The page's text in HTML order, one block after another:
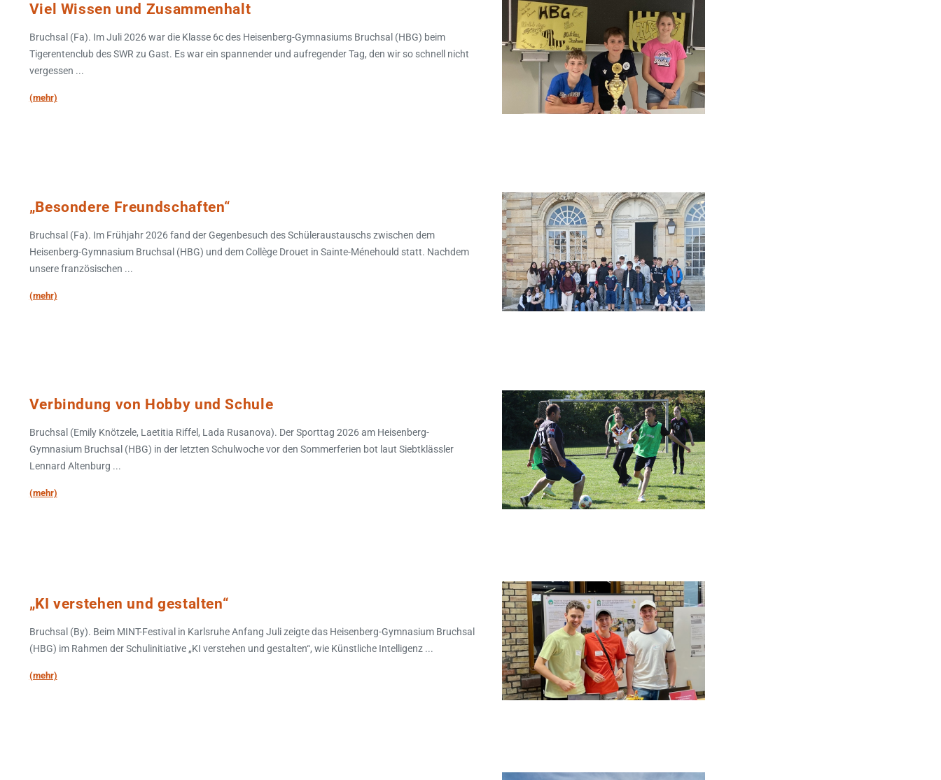
Viel Wissen und Zusammenhalt
Bruchsal (Fa). Im Juli 2026 war die Klasse 6c des Heisenberg-Gymnasiums Bruchsal (HBG) beim
Tigerentenclub des SWR zu Gast. Es war ein spannender und aufregender Tag, den wir so schnell nicht
vergessen ...
(mehr)
„Besondere Freundschaften“
Bruchsal (Fa). Im Frühjahr 2026 fand der Gegenbesuch des Schüleraustauschs zwischen dem
Heisenberg-Gymnasium Bruchsal (HBG) und dem Collège Drouet in Sainte-Ménehould statt. Nachdem
unsere französischen ...
(mehr)
Verbindung von Hobby und Schule
Bruchsal (Emily Knötzele, Laetitia Riffel, Lada Rusanova). Der Sporttag 2026 am Heisenberg-
Gymnasium Bruchsal (HBG) in der letzten Schulwoche vor den Sommerferien bot laut Siebtklässler
Lennard Altenburg ...
(mehr)
„KI verstehen und gestalten“
Bruchsal (By). Beim MINT-Festival in Karlsruhe Anfang Juli zeigte das Heisenberg-Gymnasium Bruchsal
(HBG) im Rahmen der Schulinitiative „KI verstehen und gestalten“, wie Künstliche Intelligenz ...
(mehr)